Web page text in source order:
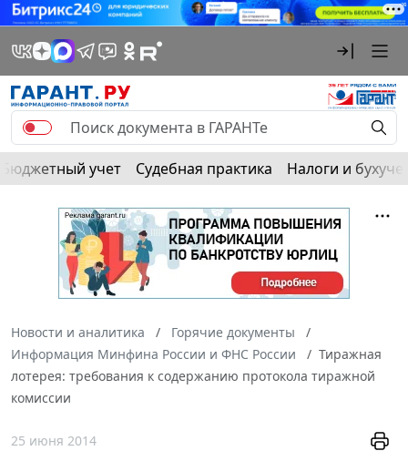
Бюджетный учет Судебная практика Налоги и
Новости и аналитика
Горячие документы
Информация Минфина России и ФНС России
Тиражная
лотерея: требования к содержанию протокола тиражной
комиссии
25 июня 2014